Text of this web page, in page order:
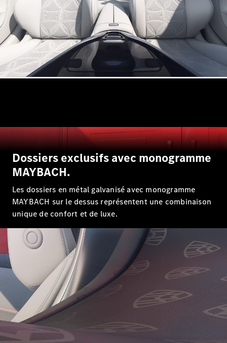
Électrique
GLC Coupé
GLE
GLE
Nouveau
GLE Coupé
GLE
Coupé
Nouveau
GLS SUV
Mercedes-
Maybach
GLS SUV
Nouveau
Classe G
Véhicule
terrain
Électrique
Classe G
Véhicule
tout-terrain
Configurateur
Mercedes-
Benz Store
Break
Dossiers exclusifs avec monogramme
MAYBACH.
Les dossiers en métal galvanisé avec monogramme
MAYBACH sur le dessus représentent une combinaison
unique de confort et de luxe.